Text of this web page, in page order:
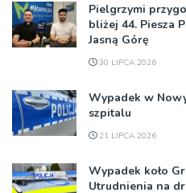
Pielgrzymi
bliżej 44. Piesza
Jasną Górę
30 LIPCA 2026
Wypadek w
szpitalu
21 LIPCA 2026
Wypadek koło
Utrudnienia na